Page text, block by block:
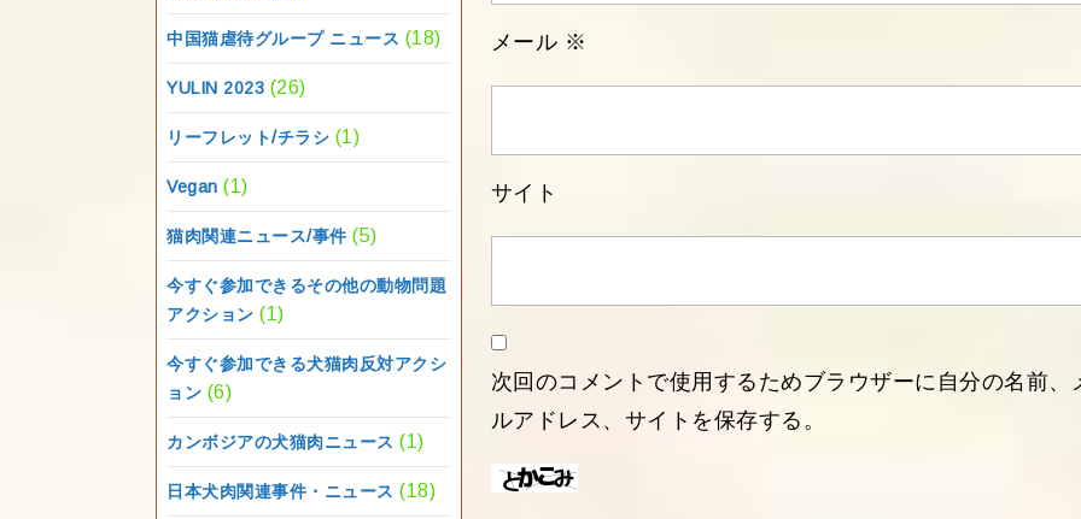
中国猫虐待グループ ニュース (18)
YULIN 2023 (26)
リーフレット/チラシ (1)
Vegan (1)
猫肉関連ニュース/事件 (5)
今すぐ参加できるその他の動物問題
アクション (1)
今すぐ参加できる犬猫肉反対アクシ
ョン (6)
カンボジアの犬猫肉ニュース (1)
日本犬肉関連事件・ニュース (18)
メール ※
サイト
次回のコメントで使用するためブラウザーに自分の名前、
ルアドレス、サイトを保存する。